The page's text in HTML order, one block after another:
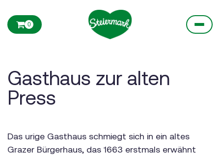
0
Gasthaus zur alten
Press
Das urige Gasthaus schmiegt sich in ein altes
Grazer Bürgerhaus, das 1663 erstmals erwähnt